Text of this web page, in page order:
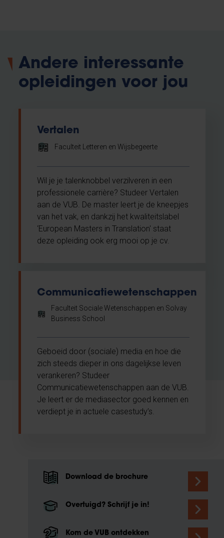
Andere interessante
opleidingen voor jou
Vertalen
Faculteit Letteren en Wijsbegeerte
Wil je je talenknobbel verzilveren in een
professionele carrière? Studeer Vertalen
aan de VUB. De master leert je de kneepjes
van het vak, en dankzij het kwaliteitslabel
‘European Masters in Translation' staat
deze opleiding ook erg mooi op je cv.
Communicatiewetenschappen
Faculteit Sociale Wetenschappen en Solvay
Business School
Geboeid door (sociale) media en hoe die
zich steeds dieper in ons dagelijkse leven
verankeren? Studeer
Communicatiewetenschappen aan de VUB.
Je leert er de mediasector goed kennen en
verdiept je in actuele casestudy’s.
Download de brochure
Overtuigd? Schrijf je in!
Kom de VUB ontdekken